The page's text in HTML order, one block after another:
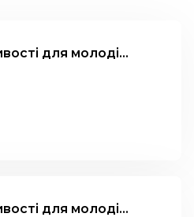
для молоді...
для молоді...